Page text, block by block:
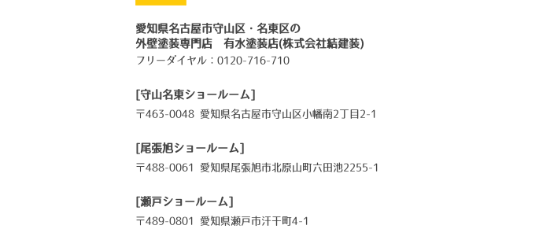
愛知県名古屋市守山区・名東区の
外壁塗装専門店 有水塗装店(株式会社結建装)
フリーダイヤル： 0120-716-710
[守山名東ショールーム]
〒463-0048 愛知県名古屋市守山区小幡南2丁目2-1
[尾張旭ショールーム]
〒488-0061 愛知県尾張旭市北原山町六田池2255-1
[瀬戸ショールーム]
〒489-0801 愛知県瀬戸市汗干町4-1